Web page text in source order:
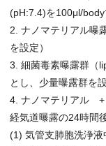
(pH:7.4)を100μl/body
2. ナノマテリアル曝
を設定）
3. 細菌毒素曝露群（
とし、少量曝露群を設
4. ナノマテリアル
経気道曝露の24時間
(1) 気管支肺胞洗浄